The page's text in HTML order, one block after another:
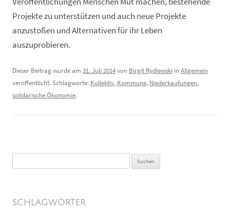
Projekte zu unterstützen und auch neue Projekte
anzustoßen und Alternativen für ihr Leben
auszuprobieren.
Dieser Beitrag wurde am 31. Juli 2014von Birgit Rydlewski in Allgemein
veröffentlicht. Schlagworte: Kollektiv, Kommune, Niederkaufungen,
solidarische Ökonomie.
nach:
SCHLAGWÖRTER